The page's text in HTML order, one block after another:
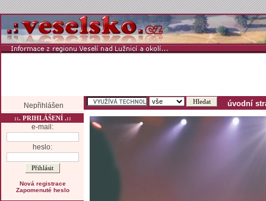
Nepřihlášen úvodní
::. PRIHLÁŠENÍ .::
e-mail:
heslo:
Nová registrace
Zapomenuté heslo